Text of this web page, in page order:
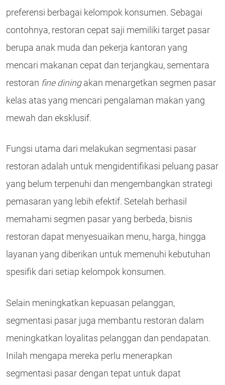
preferensi berbagai kelompok konsumen. Sebagai
contohnya, restoran cepat saji memiliki target pasar
berupa anak muda dan pekerja kantoran yang
mencari makanan cepat dan terjangkau, sementara
restoran fine diningakan menargetkan segmen pasar
kelas atas yang mencari pengalaman makan yang
mewah dan eksklusif.
Fungsi utama dari melakukan segmentasi pasar
restoran adalah untuk mengidentifikasi peluang pasar
yang belum terpenuhi dan mengembangkan strategi
pemasaran yang lebih efektif. Setelah berhasil
memahami segmen pasar yang berbeda, bisnis
restoran dapat menyesuaikan menu, harga, hingga
layanan yang diberikan untuk memenuhi kebutuhan
spesifik dari setiap kelompok konsumen.
Selain meningkatkan kepuasan pelanggan,
segmentasi pasar juga membantu restoran dalam
meningkatkan loyalitas pelanggan dan pendapatan.
Inilah mengapa mereka perlu menerapkan
segmentasi pasar dengan tepat untuk dapat